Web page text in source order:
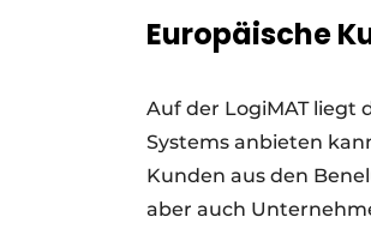
Europäische
Auf der LogiMAT liegt
Systems anbieten
Kunden aus den
aber auch